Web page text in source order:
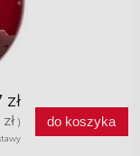
) do koszyka